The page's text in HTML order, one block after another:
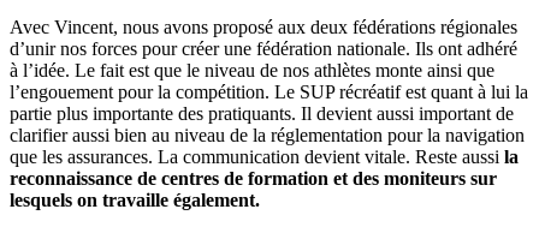
Avec Vincent, nous avons proposé aux deux fédérations régionales
d’unir nos forces pour créer une fédération nationale. Ils ont adhéré
à l’idée. Le fait est que le niveau de nos athlètes monte ainsi que
l’engouement pour la compétition. Le SUP récréatif est quant à lui la
partie plus importante des pratiquants. Il devient aussi important de
clarifier aussi bien au niveau de la réglementation pour la navigation
que les assurances. La communication devient vitale. Reste aussi la
reconnaissance de centres de formation et des moniteurs sur
lesquels on travaille également.